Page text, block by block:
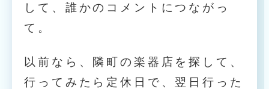
して、誰かのコメントにつながっ
て。
以前なら、隣町の楽器店を探して、
行ってみたら定休日で、翌日行った